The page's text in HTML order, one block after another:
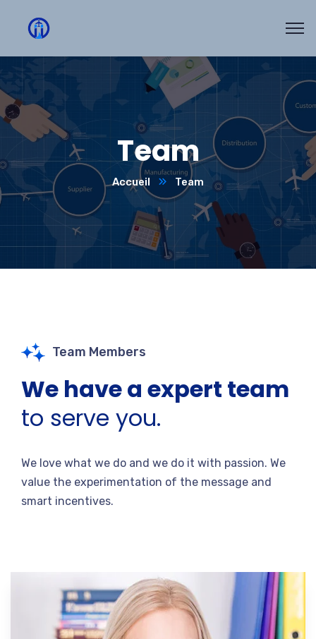
Team
Accueil Team
Team Members
We have a expert team
to serve you.
We love what we do and we do it with passion. We
value the experimentation of the message and
smart incentives.